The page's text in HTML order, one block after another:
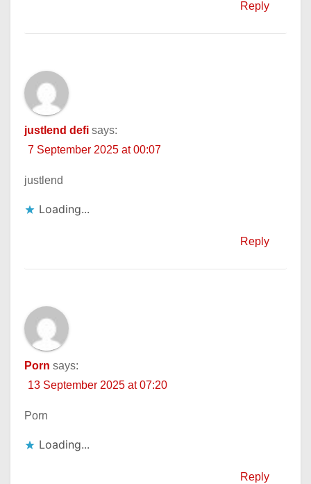
Reply
justlend defi says:
7 September 2025 at 00:07
justlend
Loading...
Reply
Porn says:
13 September 2025 at 07:20
Porn
Loading...
Reply